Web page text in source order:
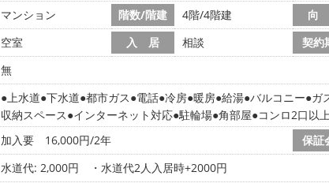
マンション 階数/階建 4階/4階建 向
空室 入 居 相談 契約
無
上水道 下水道 都市ガス 電話 冷房 暖房 給湯 バルコニー ガ
収納スペース インターネット対応 駐輪場 角部屋 コンロ2口以
加入要 16,000円/2年 保証
水道代: 2,000円
・水道代2人入居時+2000円